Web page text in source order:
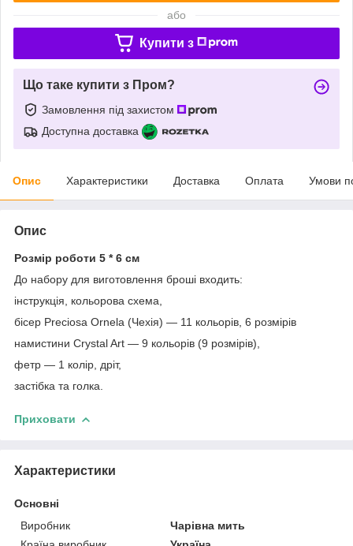
або
Купити з
Що таке купити з Пром?
Замовлення під захистом
Доступна доставка
Опис Характеристики Доставка Оплата Умови
Опис
Розмір роботи 5 * 6 см
До набору для виготовлення броші входить:
інструкція, кольорова схема,
бісер Preciosa Ornela (Чехія) — 11 кольорів, 6 розмірів
намистини Crystal Art — 9 кольорів (9 розмірів),
фетр — 1 колір, дріт,
застібка та голка.
Приховати
Характеристики
Основні
Виробник
Чарівна мить